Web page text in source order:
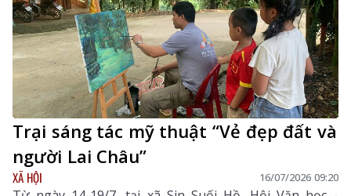
Trại sáng tác mỹ thuật “Vẻ đẹp đất và
người Lai Châu”
XÃ HỘI 16/07/2026 09:20